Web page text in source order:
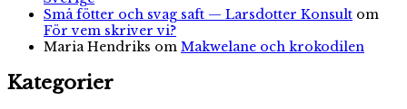
Små fötter och svag saft — Larsdotter Konsult om
För vem skriver vi?
Maria Hendriks om Makwelane och krokodilen
Kategorier